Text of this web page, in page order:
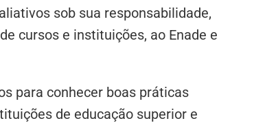
sob sua responsabilidade,
cursos e instituições, ao Enade e
para conhecer boas práticas
de educação superior e